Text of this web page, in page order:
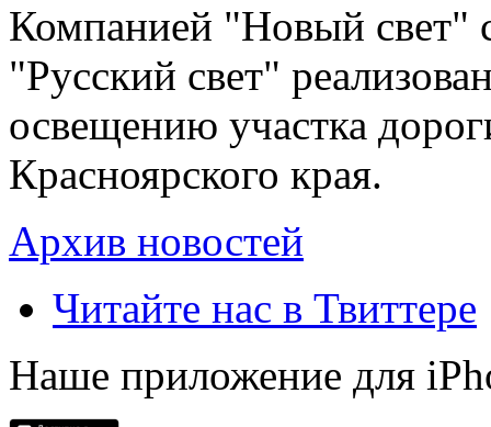
Компанией "Новый свет"
"Русский свет"
освещению участка
Красноярского края.
Архив новостей
Читайте нас в Твиттере
Наше приложение для